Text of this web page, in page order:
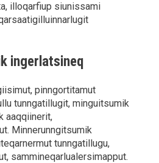
illoqarfiup siunissami
ingerlatsineq
pinngortitamut
tunngatillugit, minguitsumik
aaqqiinerit,
Minnerunngitsumik
tunngatillugu,
sammineqarlualersimapput.